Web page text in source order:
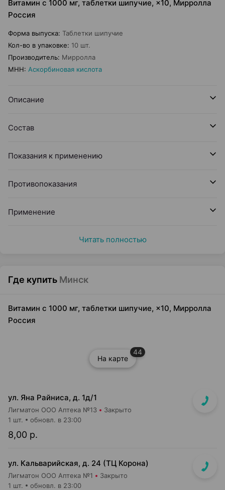
Витамин с 1000 мг, таблетки шипучие, ×10, Мирролла
Россия
Форма выпуска: Таблетки шипучие
Кол-во в упаковке: 10 шт.
Производитель: Мирролла
МНН: Аскорбиновая кислота
Описание
Состав
Показания к применению
Противопоказания
Применение
Читать полностью
Где купить Минск
Витамин с 1000 мг, таблетки шипучие, ×10, Мирролла
Россия
На карте
44
ул. Яна Райниса, д. 1д/1
Лигматон ООО Аптека №13 Закрыто
8,00 р.
1 шт. обновл. в 23:00
ул. Кальварийская, д. 24 (ТЦ Корона)
Лигматон ООО Аптека №1 Закрыто
1 шт. обновл. в 23:00